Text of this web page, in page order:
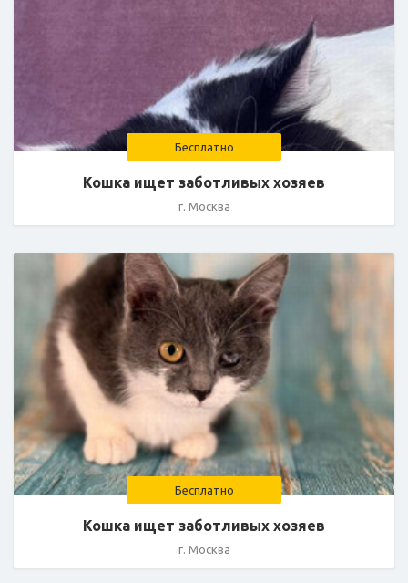
Бесплатно
Кошка ищет заботливых хозяев
г. Москва
Бесплатно
Кошка ищет заботливых хозяев
г. Москва